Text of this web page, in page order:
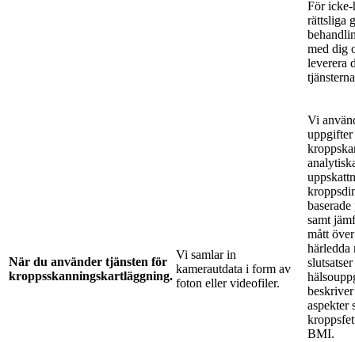
För icke-
rättsliga
med dig
leverera
När du använder tjänsten för
kroppsskanningskartläggning.
Vi samlar in
kamerautdata i form av
foton eller videofiler.
Vi
uppgifter
samt
mått
härledda
aspekter
BMI.